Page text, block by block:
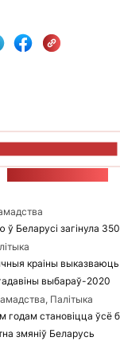
ў Беларусі загінула
краіны выказваюць
выбараў-2020
Палітыка
годам становіцца ўсё
змяніў Беларусь